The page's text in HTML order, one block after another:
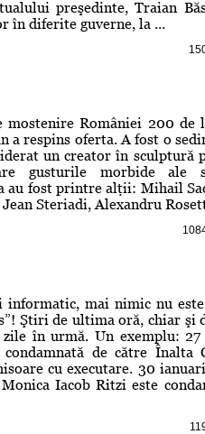
preşedinte, Traian
în diferite guverne, la ...
mostenire României 200 de
a respins oferta. A fost o
un creator în sculptură
gusturile morbide ale
au fost printre alţii: Mihail
Steriadi, Alexandru
mai nimic nu
Ştiri de ultima oră, chiar şi
în urmă. Un exemplu: 27
de către Înalta
cu executare. 30
Iacob Ritzi este